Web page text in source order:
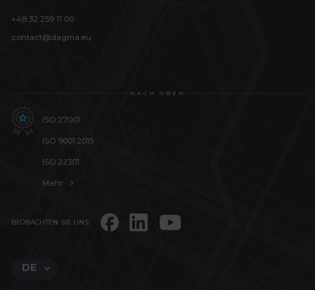
+48 32 259 11 00
contact@dagma.eu
NACH OBEN
ISO 27001
ISO 9001:2015
ISO 22301
Mehr
BEOBACHTEN SIE UNS:
DE